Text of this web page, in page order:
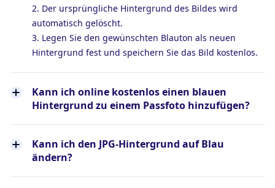
2. Der ursprüngliche Hintergrund des Bildes wird
automatisch gelöscht.
3. Legen Sie den gewünschten Blauton als neuen
Hintergrund fest und speichern Sie das Bild kostenlos.
Kann ich online kostenlos einen blauen
Hintergrund zu einem Passfoto hinzufügen?
Kann ich den JPG-Hintergrund auf Blau
ändern?